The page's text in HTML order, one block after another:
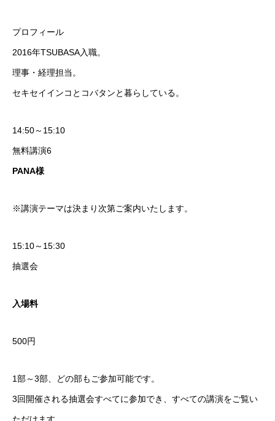
プロフィール
2016年TSUBASA入職。
理事・経理担当。
セキセイインコとコバタンと暮らしている。
14:50～15:10
無料講演6
PANA様
※講演テーマは決まり次第ご案内いたします。
15:10～15:30
抽選会
入場料
500円
1部～3部、どの部もご参加可能です。
3回開催される抽選会すべてに参加でき、すべての講演をご覧い